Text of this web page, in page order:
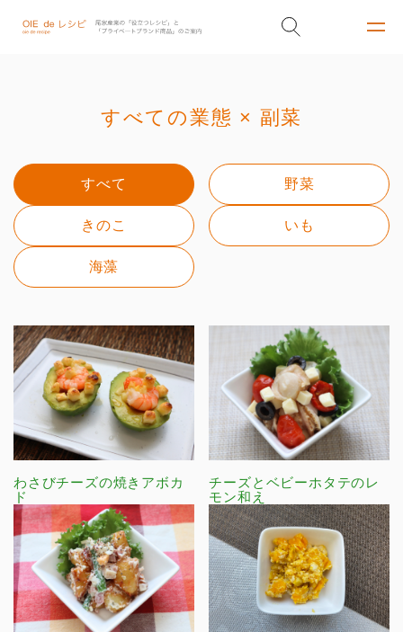
すべての業態 × 副菜
すべて 野菜
きのこ いも
海藻
わさびチーズの焼きアボカ
ド
チーズとベビーホタテのレ
モン和え